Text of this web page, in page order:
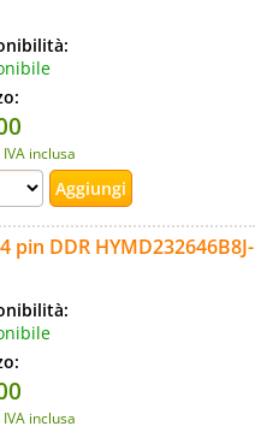
IVA inclusa
DDR HYMD232646B8J-
IVA inclusa